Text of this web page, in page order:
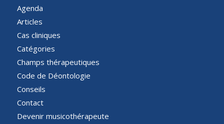
Agenda
Articles
Cas cliniques
Catégories
Champs thérapeutiques
Code de Déontologie
Conseils
Contact
Devenir musicothérapeute